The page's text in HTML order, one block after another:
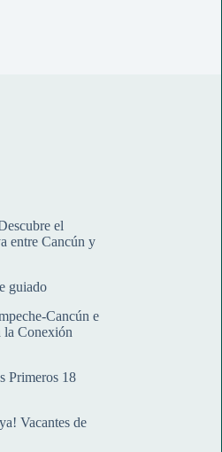
el
entre Cancún y
guiado
Cancún e
la Conexión
Primeros 18
Vacantes de